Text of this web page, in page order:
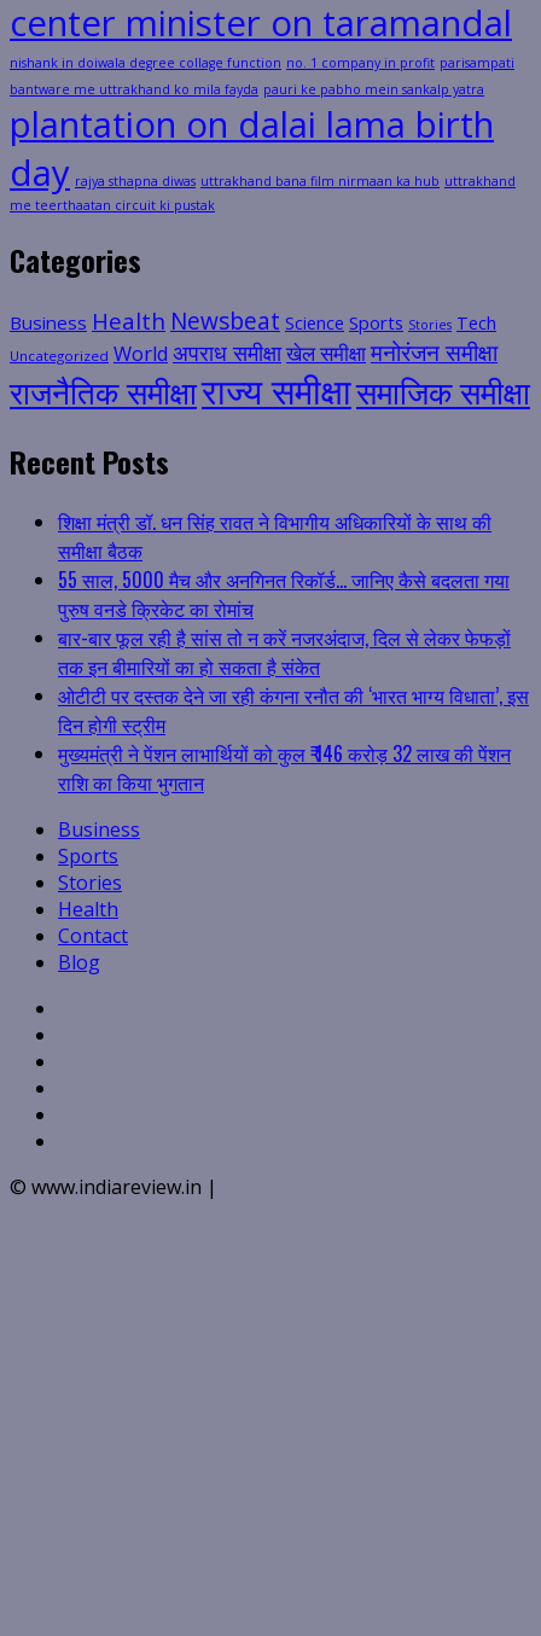
center minister on taramandal
nishank in doiwala degree collage function no. 1 company in profit parisampati
bantware me uttrakhand ko mila fayda pauri ke pabho mein sankalp yatra
plantation on dalai lama birth
day rajya sthapna diwas uttrakhand bana film nirmaan ka hub uttrakhand
me teerthaatan circuit ki pustak
Categories
Business Health Newsbeat Science Sports Stories Tech
Uncategorized World अपराध समीक्षाखेल समीक्षामनोरंजन समीक्षा
राजनैतिक समीक्षाराज्य समीक्षासमाजिक समीक्षा
Recent Posts
शिक्षा मंत्री डॉ. धन सिंह रावत ने विभागीय अधिकारियों के साथ की
समीक्षा बैठक
55 साल, 5000 मैच और अनगिनत रिकॉर्ड… जानिए कैसे बदलता गया
पुरुष वनडे क्रिकेट का रोमांच
बार-बार फूल रही है सांस तो न करें नजरअंदाज, दिल से लेकर फेफड़ों
तक इन बीमारियों का हो सकता है संकेत
ओटीटी पर दस्तक देने जा रही कंगना रनौत की ‘भारत भाग्य विधाता’, इस
दिन होगी स्ट्रीम
मुख्यमंत्री ने पेंशन लाभार्थियों को कुल ₹ 146 करोड़ 32 लाख की पेंशन
राशि का किया भुगतान
Business
Sports
Stories
Health
Contact
Blog
© www.indiareview.in |